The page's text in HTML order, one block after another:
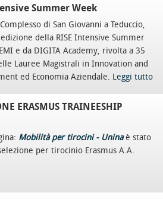
Summer Week
di San Giovanni a Teduccio,
della RISE Intensive Summer
e da DIGITA Academy, rivolta a 35
Lauree Magistrali in Innovation and
ed Economia Aziendale. Leggi tutto
ERASMUS TRAINEESHIP
Mobilità per tirocini - Unina è stato
per tirocinio Erasmus A.A.